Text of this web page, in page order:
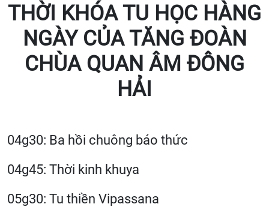
THỜI KHÓA TU HỌC HÀNG
NGÀY CỦA TĂNG ĐOÀN
CHÙA QUAN ÂM ĐÔNG
HẢI
04g30: Ba hồi chuông báo thức
04g45: Thời kinh khuya
05g30: Tu thiền Vipassana